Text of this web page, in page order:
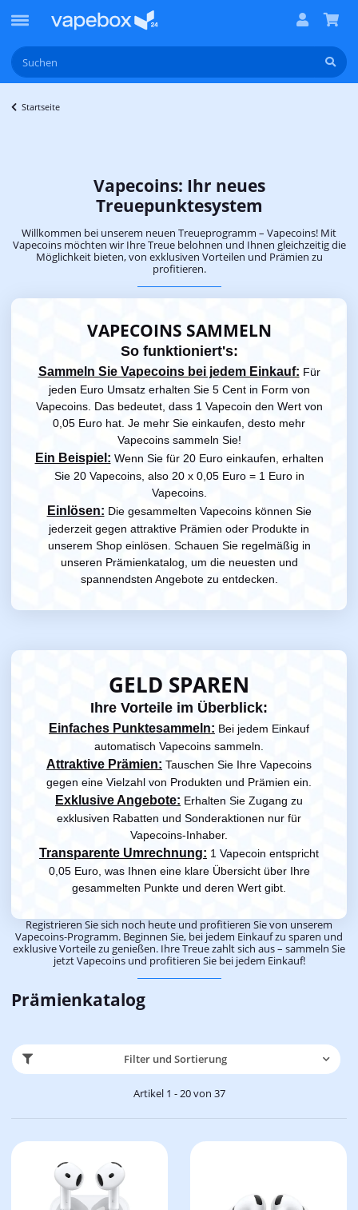
Startseite
Vapecoins: Ihr neues
Treuepunktesystem
Willkommen bei unserem neuen Treueprogramm – Vapecoins! Mit
Vapecoins möchten wir Ihre Treue belohnen und Ihnen gleichzeitig die
Möglichkeit bieten, von exklusiven Vorteilen und Prämien zu
profitieren.
VAPECOINS SAMMELN
So funktioniert's:
Sammeln Sie Vapecoins bei jedem Einkauf: Für
jeden Euro Umsatz erhalten Sie 5 Cent in Form von
Vapecoins. Das bedeutet, dass 1 Vapecoin den Wert von
0,05 Euro hat. Je mehr Sie einkaufen, desto mehr
Vapecoins sammeln Sie!
Ein Beispiel: Wenn Sie für 20 Euro einkaufen, erhalten
Sie 20 Vapecoins, also 20 x 0,05 Euro = 1 Euro in
Vapecoins.
Einlösen: Die gesammelten Vapecoins können Sie
jederzeit gegen attraktive Prämien oder Produkte in
unserem Shop einlösen. Schauen Sie regelmäßig in
unseren Prämienkatalog, um die neuesten und
spannendsten Angebote zu entdecken.
GELD SPAREN
Ihre Vorteile im Überblick:
Einfaches Punktesammeln: Bei jedem Einkauf
automatisch Vapecoins sammeln.
Attraktive Prämien: Tauschen Sie Ihre Vapecoins
gegen eine Vielzahl von Produkten und Prämien ein.
Exklusive Angebote: Erhalten Sie Zugang zu
exklusiven Rabatten und Sonderaktionen nur für
Vapecoins-Inhaber.
Transparente Umrechnung: 1 Vapecoin entspricht
0,05 Euro, was Ihnen eine klare Übersicht über Ihre
gesammelten Punkte und deren Wert gibt.
Registrieren Sie sich noch heute und profitieren Sie von unserem
Vapecoins-Programm. Beginnen Sie, bei jedem Einkauf zu sparen und
exklusive Vorteile zu genießen. Ihre Treue zahlt sich aus – sammeln Sie
jetzt Vapecoins und profitieren Sie bei jedem Einkauf!
Prämienkatalog
Filter und Sortierung
Artikel 1 - 20 von 37